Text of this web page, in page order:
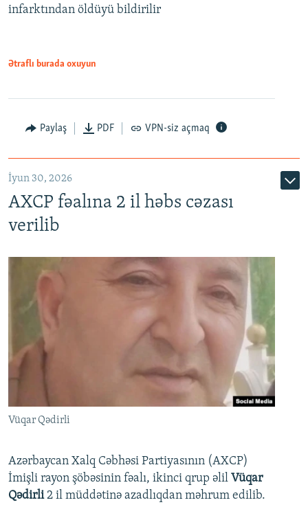
infarktından öldüyü bildirilir
Ətraflı burada oxuyun
Paylaş PDF VPN-siz açmaq
İyun 30, 2026
AXCP fəalına 2 il həbs cəzası
verilib
Vüqar Qədirli
Azərbaycan Xalq Cəbhəsi Partiyasının (AXCP)
İmişli rayon şöbəsinin fəalı, ikinci qrup əlil Vüqar
Qədirli2 il müddətinə azadlıqdan məhrum edilib.